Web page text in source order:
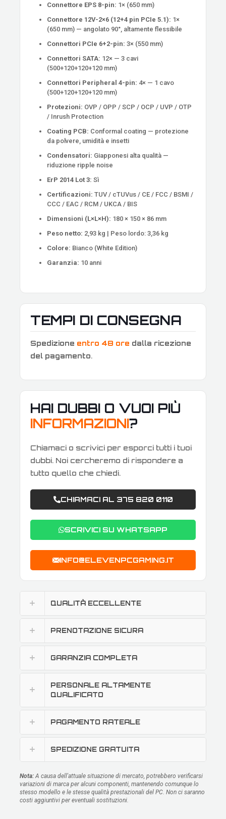
Connettore EPS 8-pin: 1× (650 mm)
Connettore 12V-2×6 (12+4 pin PCIe 5.1): 1×
(650 mm) — angolato 90°, altamente flessibile
Connettori PCIe 6+2-pin: 3× (550 mm)
Connettori SATA: 12× — 3 cavi
(500+120+120+120 mm)
Connettori Peripheral 4-pin: 4× — 1 cavo
(500+120+120+120 mm)
Protezioni: OVP / OPP / SCP / OCP / UVP / OTP
/ Inrush Protection
Coating PCB: Conformal coating — protezione
da polvere, umidità e insetti
Condensatori: Giapponesi alta qualità —
riduzione ripple noise
ErP 2014 Lot 3: Sì
Certificazioni: TUV / cTUVus / CE / FCC / BSMI /
CCC / EAC / RCM / UKCA / BIS
Dimensioni (L×L×H): 180 × 150 × 86 mm
Peso netto: 2,93 kg | Peso lordo: 3,36 kg
Colore: Bianco (White Edition)
Garanzia: 10 anni
TEMPI DI CONSEGNA
Spedizione entro 48 ore dalla ricezione
del pagamento.
HAI DUBBI O VUOI PIÙ
INFORMAZIONI?
Chiamaci o scrivici per esporci tutti i tuoi
dubbi. Noi cercheremo di rispondere a
tutto quello che chiedi.
CHIAMACI AL 375 820 0110
SCRIVICI SU WHATSAPP
INFO@ELEVENPCGAMING.IT
QUALITÀ ECCELLENTE
PRENOTAZIONE SICURA
GARANZIA COMPLETA
PERSONALE ALTAMENTE
QUALIFICATO
PAGAMENTO RATEALE
SPEDIZIONE GRATUITA
Nota: A causa dell'attuale situazione di mercato, potrebbero verificarsi
variazioni di marca per alcuni componenti, mantenendo comunque lo
stesso modello e le stesse qualità prestazionali del PC. Non ci saranno
costi aggiuntivi per eventuali sostituzioni.